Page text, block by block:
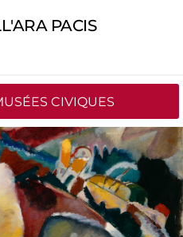
PACIS
CIVIQUES